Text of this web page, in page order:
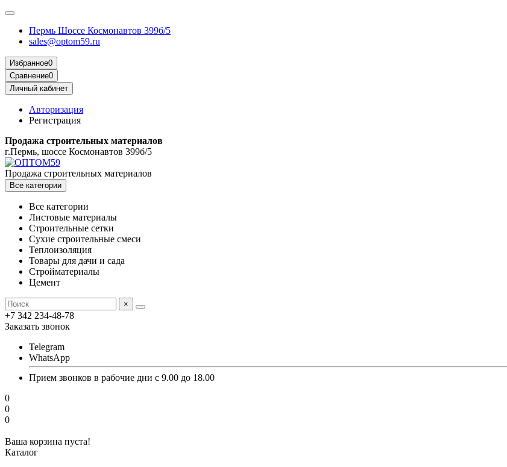
Пермь Шоссе Космонавтов 399б/5
sales@optom59.ru
Избранное0
Сравнение0
Личный кабинет
Авторизация
Регистрация
Продажа строительных материалов
г.Пермь, шоссе Космонавтов 399б/5
Продажа строительных материалов
Все категории
Все категории
Листовые материалы
Строительные сетки
Сухие строительные смеси
Теплоизоляция
Товары для дачи и сада
Стройматериалы
Цемент
×
+7 342 234-48-78
Заказать звонок
Telegram
WhatsApp
Прием звонков в рабочие дни с 9.00 до 18.00
0
0
0
Ваша корзина пуста!
Каталог